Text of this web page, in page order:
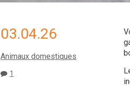
03.04.26
Animaux domestiques
1